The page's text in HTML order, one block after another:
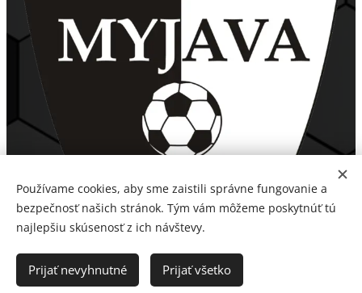
Používame cookies, aby sme zaistili správne fungovanie a
bezpečnosť našich stránok. Tým vám môžeme poskytnúť tú
najlepšiu skúsenosť z ich návštevy.
Prijať nevyhnutné Prijať všetko